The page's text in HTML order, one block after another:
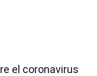
el coronavirus